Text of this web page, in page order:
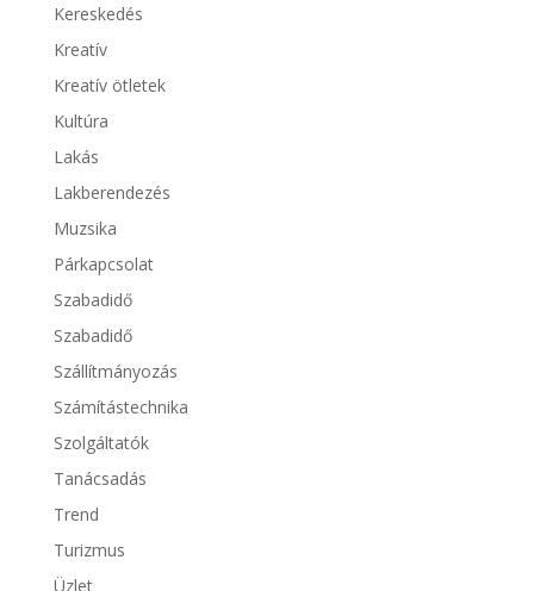
Kereskedés
Kreatív
Kreatív ötletek
Kultúra
Lakás
Lakberendezés
Muzsika
Párkapcsolat
Szabadidő
Szabadidő
Szállítmányozás
Számítástechnika
Szolgáltatók
Tanácsadás
Trend
Turizmus
Üzlet